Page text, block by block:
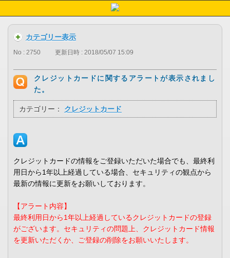
カテゴリー表示
No : 2750 更新日時 : 2018/05/07 15:09
クレジットカードに関するアラートが表示されまし
た。
カテゴリー： クレジットカード
クレジットカードの情報をご登録いただいた場合でも、最終利
用日から1年以上経過している場合、セキュリティの観点から
最新の情報に更新をお願いしております。
【アラート内容】
最終利用日から1年以上経過しているクレジットカードの登録
がございます。セキュリティの問題上、クレジットカード情報
を更新いただくか、ご登録の削除をお願いいたします。